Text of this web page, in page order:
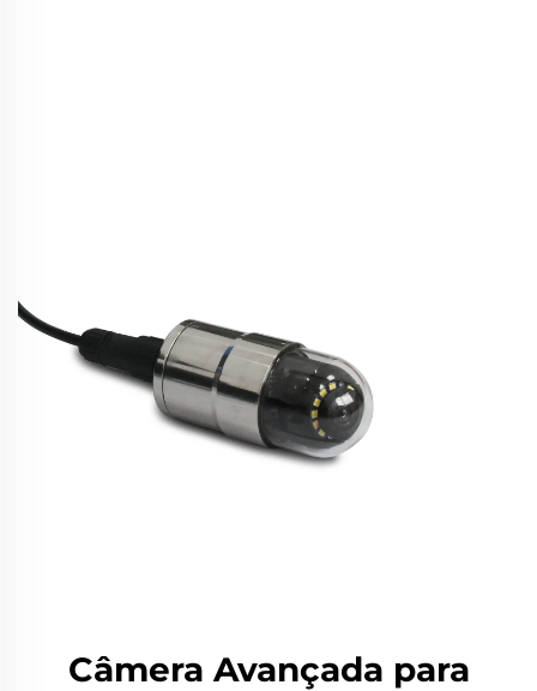
Câmera Avançada para